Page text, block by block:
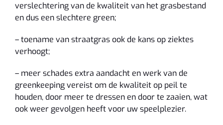
verslechtering van de kwaliteit van het grasbestand
en dus een slechtere green;
– toename van straatgras ook de kans op ziektes
verhoogt;
– meer schades extra aandacht en werk van de
greenkeeping vereist om de kwaliteit op peil te
houden, door meer te dressen en door te zaaien, wat
ook weer gevolgen heeft voor uw speelplezier.